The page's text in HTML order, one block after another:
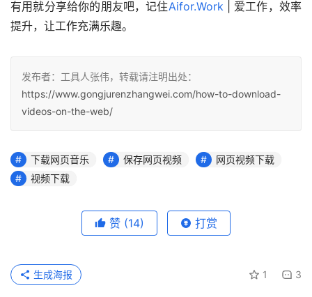
有用就分享给你的朋友吧，记住Aifor.Work | 爱工作，效率
提升，让工作充满乐趣。
发布者：工具人张伟，转载请注明出处：
https://www.gongjurenzhangwei.com/how-to-download-
videos-on-the-web/
下载网页音乐 保存网页视频
网页视频下载
视频下载
赞 (14) 打赏
1 3
生成海报